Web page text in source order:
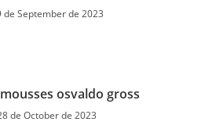
de September de 2023
osvaldo gross
de October de 2023